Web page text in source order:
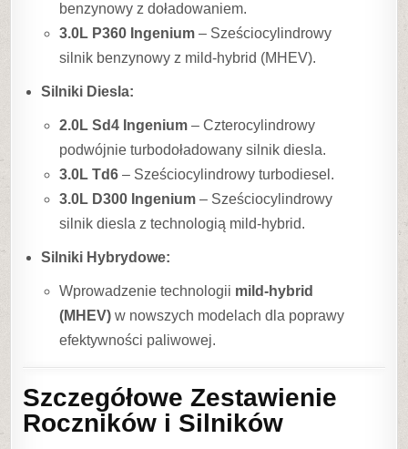
benzynowy z doładowaniem.
3.0L P360 Ingenium – Sześciocylindrowy
silnik benzynowy z mild-hybrid (MHEV).
Silniki Diesla:
2.0L Sd4 Ingenium – Czterocylindrowy
podwójnie turbodoładowany silnik diesla.
3.0L Td6 – Sześciocylindrowy turbodiesel.
3.0L D300 Ingenium – Sześciocylindrowy
silnik diesla z technologią mild-hybrid.
Silniki Hybrydowe:
Wprowadzenie technologii mild-hybrid
(MHEV) w nowszych modelach dla poprawy
efektywności paliwowej.
Szczegółowe Zestawienie
Roczników i Silników